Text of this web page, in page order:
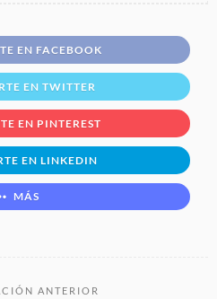
EN FACEBOOK
EN TWITTER
EN PINTEREST
EN LINKEDIN
MÁS
ANTERIOR